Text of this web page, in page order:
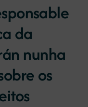
da
nunha
os